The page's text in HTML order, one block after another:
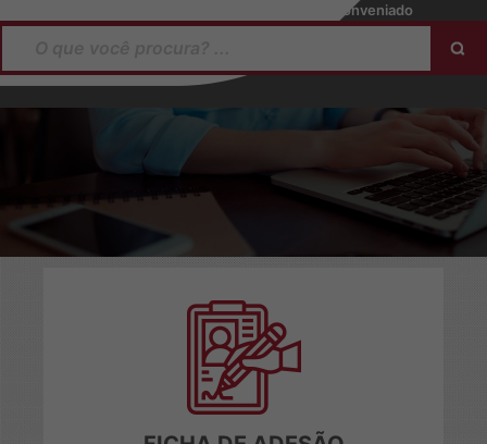
Baixar manual Conveniado
Diretoria e Conselheiros
Colaboradores